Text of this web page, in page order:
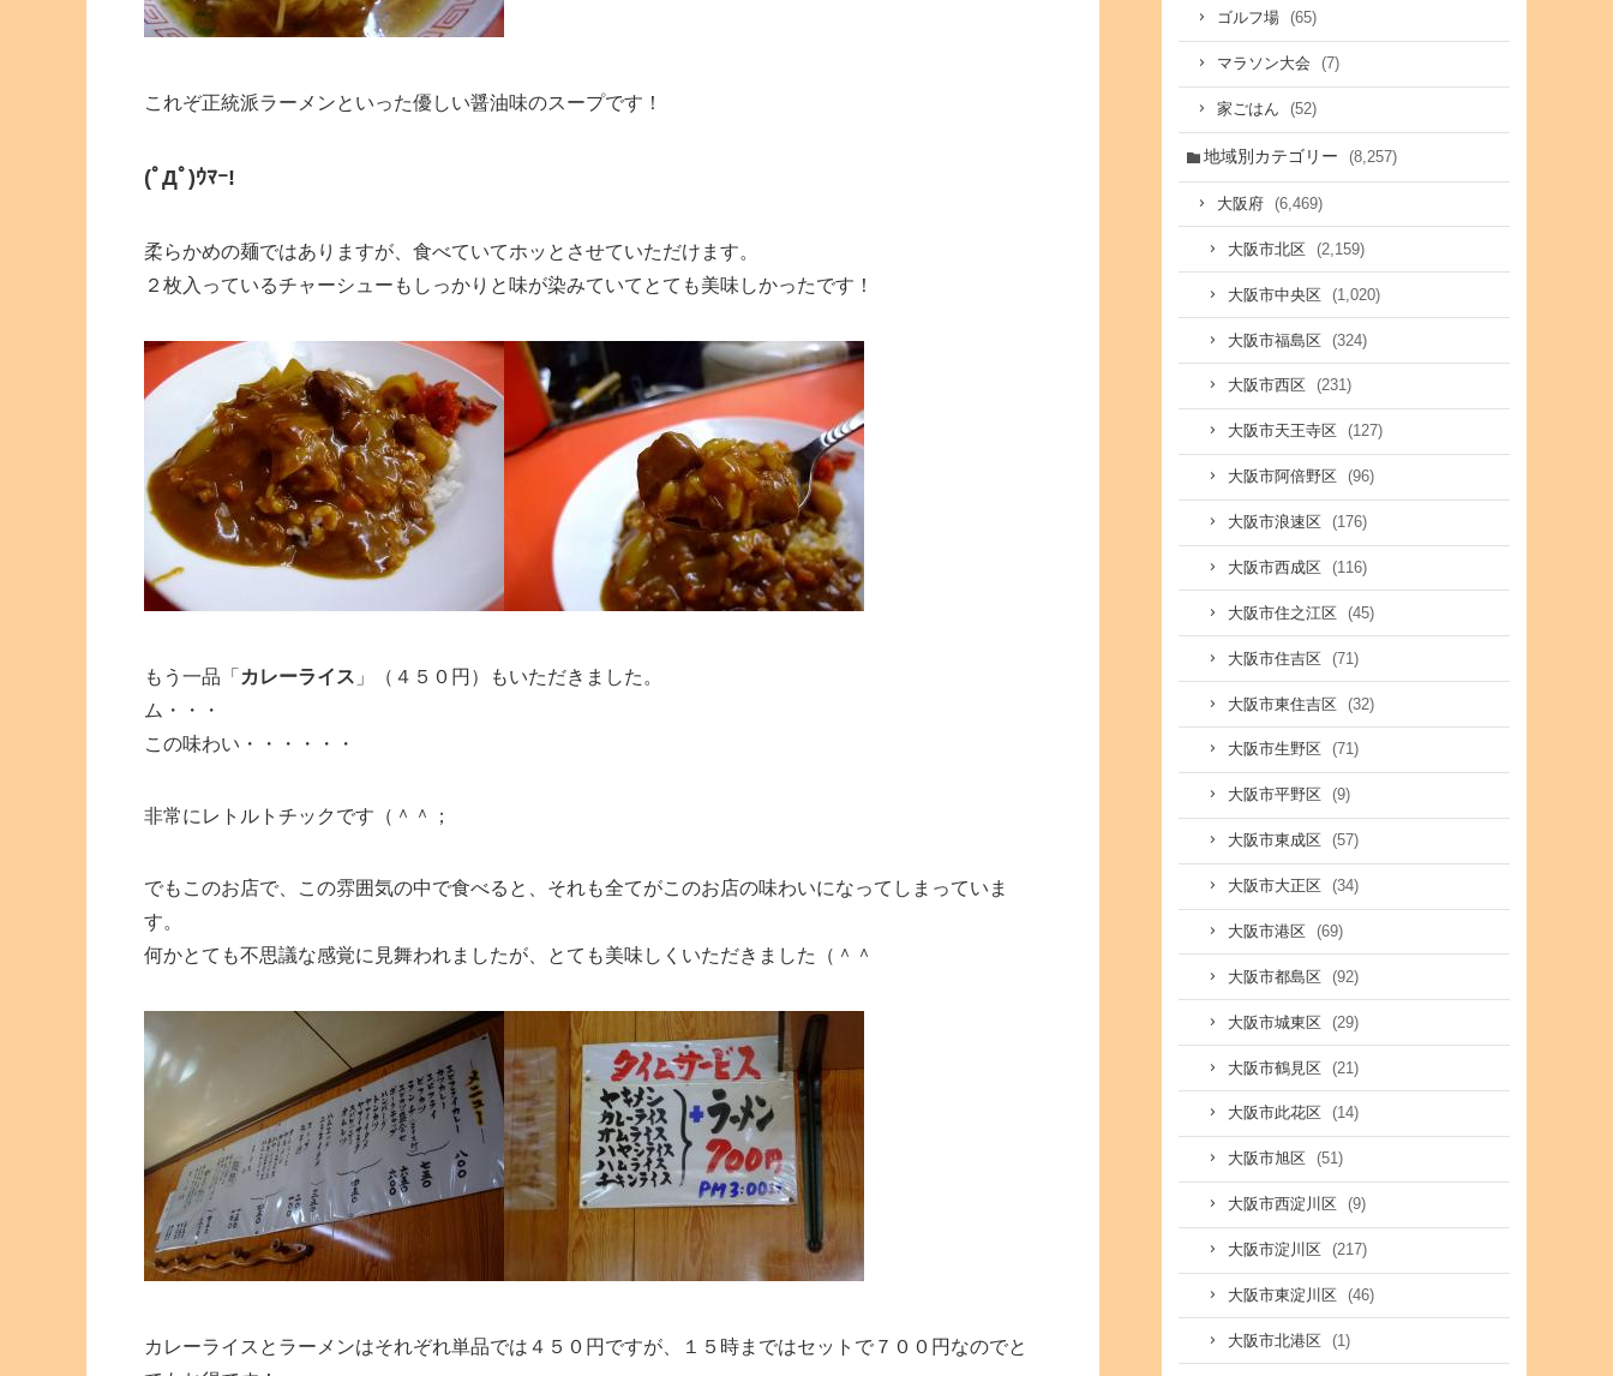
これぞ正統派ラーメンといった優しい醤油味のスープです！
(ﾟДﾟ)ｳﾏｰ!
柔らかめの麺ではありますが、食べていてホッとさせていただけます。
２枚入っているチャーシューもしっかりと味が染みていてとても美味しかったです！
もう一品「 カレーライス 」（４５０円）もいただきました。
ム・・・
この味わい・・・・・・
非常にレトルトチックです（＾＾；
でもこのお店で、この雰囲気の中で食べると、それも全てがこのお店の味わいになってしまっていま
す。
何かとても不思議な感覚に見舞われましたが、とても美味しくいただきました（＾＾
カレーライスとラーメンはそれぞれ単品では４５０円ですが、１５時まではセットで７００円なのでと
ゴルフ場 (65)
マラソン大会 (7)
家ごはん (52)
地域別カテゴリー (8,257)
大阪府 (6,469)
大阪市北区 (2,159)
大阪市中央区 (1,020)
大阪市福島区 (324)
大阪市西区 (231)
大阪市天王寺区 (127)
大阪市阿倍野区 (96)
大阪市浪速区 (176)
大阪市西成区 (116)
大阪市住之江区 (45)
大阪市住吉区 (71)
大阪市東住吉区 (32)
大阪市生野区 (71)
大阪市平野区 (9)
大阪市東成区 (57)
大阪市大正区 (34)
大阪市港区 (69)
大阪市都島区 (92)
大阪市城東区 (29)
大阪市鶴見区 (21)
大阪市此花区 (14)
大阪市旭区 (51)
大阪市西淀川区 (9)
大阪市淀川区 (217)
大阪市東淀川区 (46)
大阪市北港区 (1)